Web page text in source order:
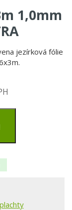
1,0mm
jezírková fólie